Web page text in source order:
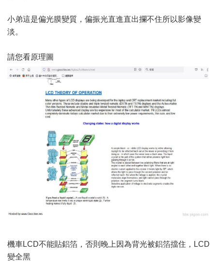
小弟這是偏光膜變質，偏振光直進直出攔不住所以影像變
淡。
請您看原理圖
機車LCD不能貼鋁箔，否則晚上因為背光被鋁箔擋住，LCD
變全黑